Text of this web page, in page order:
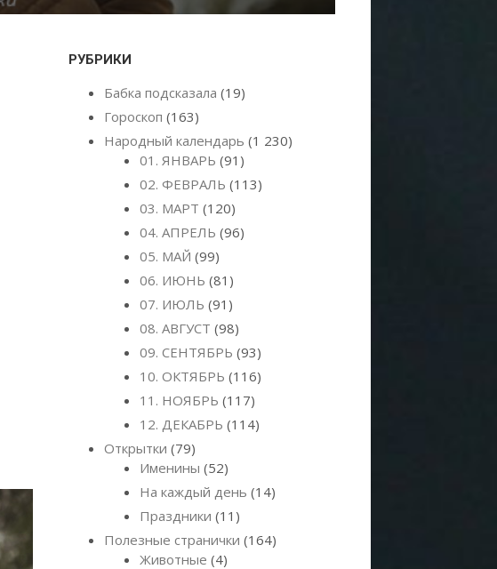
РУБРИКИ
Бабка подсказала (19)
Гороскоп (163)
Народный календарь (1 230)
01. ЯНВАРЬ (91)
02. ФЕВРАЛЬ (113)
03. МАРТ (120)
04. АПРЕЛЬ (96)
05. МАЙ (99)
06. ИЮНЬ (81)
07. ИЮЛЬ (91)
08. АВГУСТ (98)
09. СЕНТЯБРЬ (93)
10. ОКТЯБРЬ (116)
11. НОЯБРЬ (117)
12. ДЕКАБРЬ (114)
Открытки (79)
Именины (52)
На каждый день (14)
Праздники (11)
Полезные странички (164)
Животные (4)